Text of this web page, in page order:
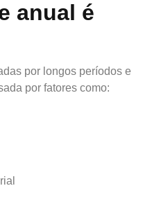
anual é
por longos períodos e
por fatores como: